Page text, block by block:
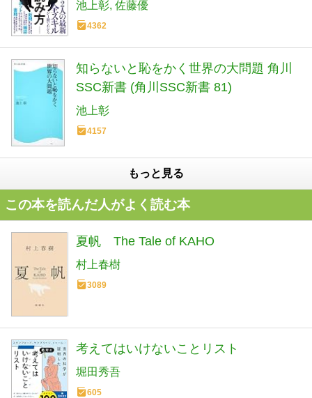
池上彰 佐藤優
4362
知らないと恥をかく世界の大問題 角川
SSC新書 (角川SSC新書 81)
池上彰
4157
もっと見る
この本を読んだ人がよく読む本
夏帆 The Tale of KAHO
村上春樹
3089
考えてはいけないことリスト
堀田秀吾
605